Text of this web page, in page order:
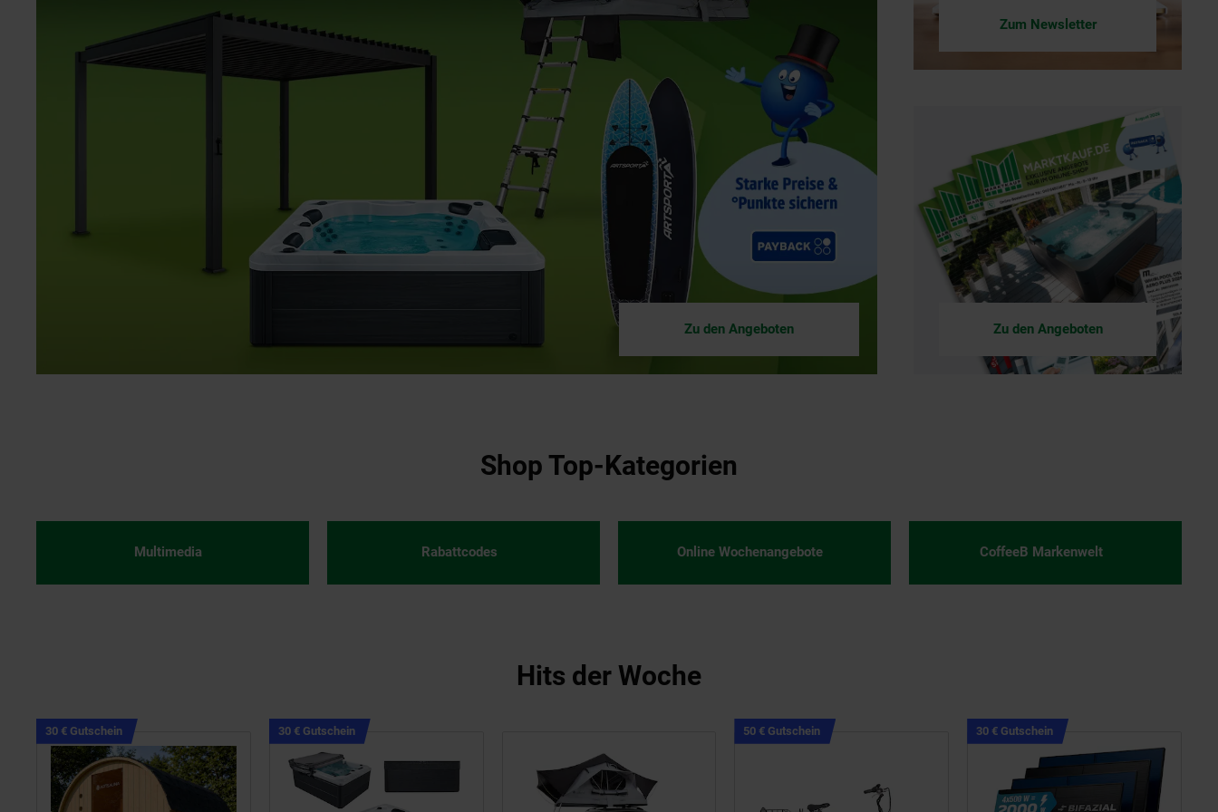
Zu den Angeboten
Zum Newsletter
Zu den Angeboten
Shop Top-Kategorien
Multimedia Rabattcodes Online Wochenangebote CoffeeB Markenwelt
Hits der Woche
30 € GutscheinKampagnen
Artikel30
€
Gutschein
30 € GutscheinKampagnen
Artikel30
€
Gutschein
50 € GutscheinKampagnen
Artikel50
30 € GutscheinKampagnen
Artikel30